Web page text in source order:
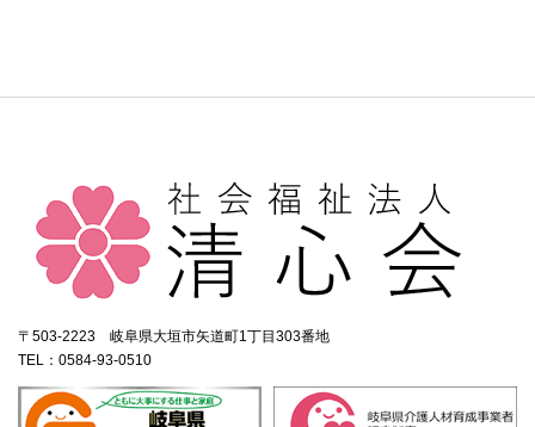
〒503-2223 岐阜県大垣市矢道町1丁目303番地
TEL：0584-93-0510